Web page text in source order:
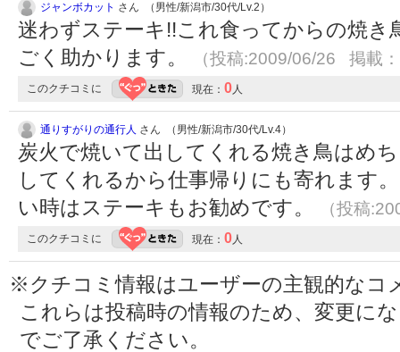
ジャンボカット さん （男性/新潟市/30代/Lv.2）
迷わずステーキ!!これ食ってからの焼
ごく助かります。
（投稿:2009/06/26 掲載
このクチコミに 現在： 0人
通りすがりの通行人 さん （男性/新潟市/30代/Lv.4）
炭火で焼いて出してくれる焼き鳥はめ
してくれるから仕事帰りにも寄れます
い時はステーキもお勧めです。
（投稿
このクチコミに 現在： 0人
※クチコミ情報はユーザーの主観的なコ
これらは投稿時の情報のため、変更に
でご了承ください。